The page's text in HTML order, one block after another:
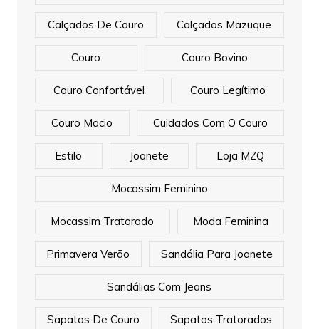
Calçados De Couro Calçados Mazuque
Couro Couro Bovino
Couro Confortável Couro Legítimo
Couro Macio Cuidados Com O Couro
Estilo Joanete Loja MZQ
Mocassim Feminino
Mocassim Tratorado Moda Feminina
Primavera Verão Sandália Para Joanete
Sandálias Com Jeans
Sapatos De Couro Sapatos Tratorados